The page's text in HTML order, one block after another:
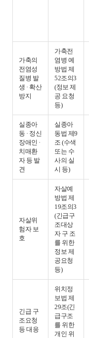
가축의
전염성
질병 발
생 · 확산
방지
가축전
염병 예
방법 제
52조의3
(정보 제
공 요청
등)
실종아
동 · 정신
장애인 ·
치매환
자 등 발
견
실종아
동법 제9
조 (수색
또는 수
사의 실
시 등)
자살위
험자 보
호
자살예
방법 제
19조의3
(긴급구
조대상
자 구 조
를 위한
정보 제
공요청
등)
긴급 구
조요청
등 대응
위치정
보법 제
29조(긴
급구조
를 위한
개인 위